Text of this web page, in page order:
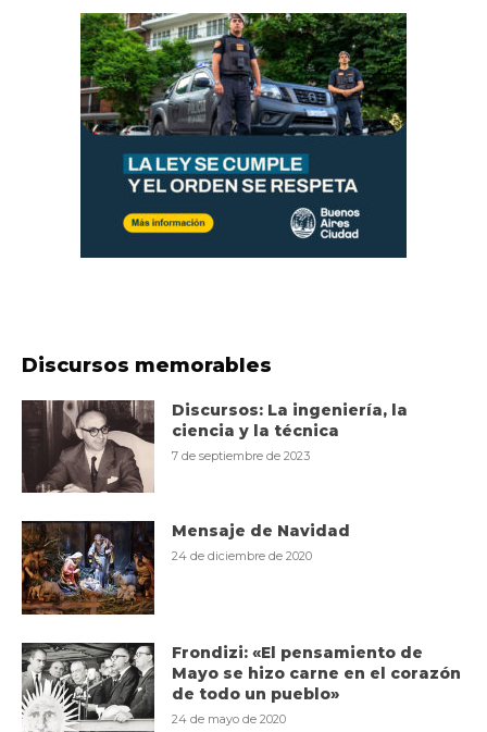
Discursos memorables
Discursos: La ingeniería, la
ciencia y la técnica
7 de septiembre de 2023
Mensaje de Navidad
24 de diciembre de 2020
Frondizi: «El pensamiento de
Mayo se hizo carne en el corazón
de todo un pueblo»
24 de mayo de 2020